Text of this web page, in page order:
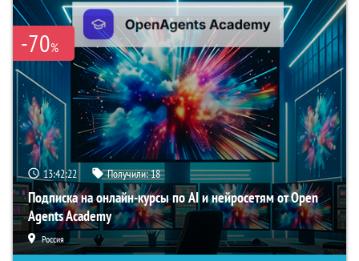
-70%
13:42:21 Получили:18
Подписка на онлайн-курсы по AI и нейросетям от Open
Agents Academy
Россия